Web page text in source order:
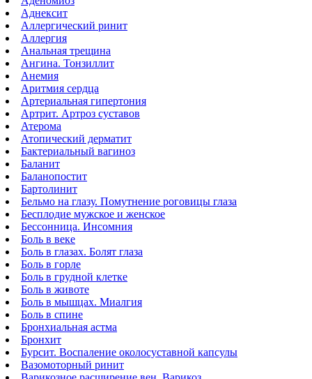
Аднексит
Аллергический ринит
Аллергия
Анальная трещина
Ангина. Тонзиллит
Анемия
Аритмия сердца
Артериальная гипертония
Артрит. Артроз суставов
Атерома
Атопический дерматит
Бактериальный вагиноз
Баланит
Баланопостит
Бартолинит
Бельмо на глазу. Помутнение роговицы глаза
Бесплодие мужское и женское
Бессонница. Инсомния
Боль в веке
Боль в глазах. Болят глаза
Боль в горле
Боль в грудной клетке
Боль в животе
Боль в мышцах. Миалгия
Боль в спине
Бронхиальная астма
Бронхит
Бурсит. Воспаление околосуставной капсулы
Вазомоторный ринит